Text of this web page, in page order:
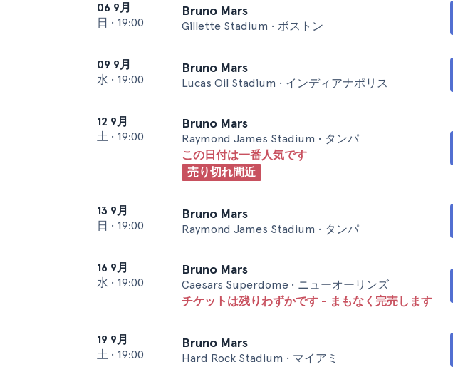
06 9月
日 • 19:00
Bruno Mars
Gillette Stadium • ボストン
09 9月
水 • 19:00
Bruno Mars
Lucas Oil Stadium • インディアナポリス
12 9月
土 • 19:00
Bruno Mars
Raymond James Stadium • タンパ
この日付は一番人気です
売り切れ間近
13 9月
日 • 19:00
Bruno Mars
Raymond James Stadium • タンパ
16 9月
水 • 19:00
Bruno Mars
Caesars Superdome • ニューオーリンズ
チケットは残りわずかです - まもなく完売します
19 9月
土 • 19:00
Bruno Mars
Hard Rock Stadium • マイアミ